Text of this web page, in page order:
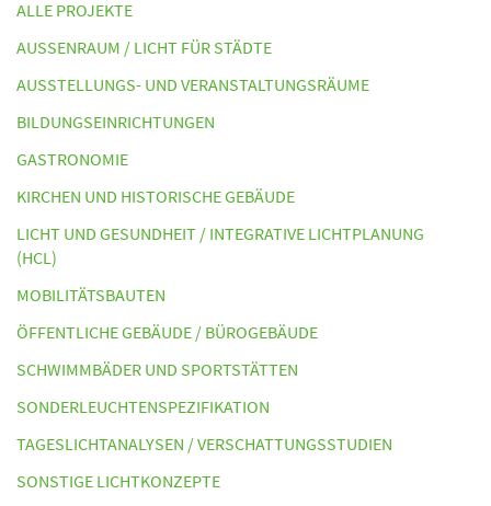
ALLE PROJEKTE
AUSSENRAUM / LICHT FÜR STÄDTE
AUSSTELLUNGS- UND VERANSTALTUNGSRÄUME
BILDUNGSEINRICHTUNGEN
GASTRONOMIE
KIRCHEN UND HISTORISCHE GEBÄUDE
LICHT UND GESUNDHEIT / INTEGRATIVE LICHTPLANUNG
(HCL)
MOBILITÄTSBAUTEN
ÖFFENTLICHE GEBÄUDE / BÜROGEBÄUDE
SCHWIMMBÄDER UND SPORTSTÄTTEN
SONDERLEUCHTENSPEZIFIKATION
TAGESLICHTANALYSEN / VERSCHATTUNGSSTUDIEN
SONSTIGE LICHTKONZEPTE